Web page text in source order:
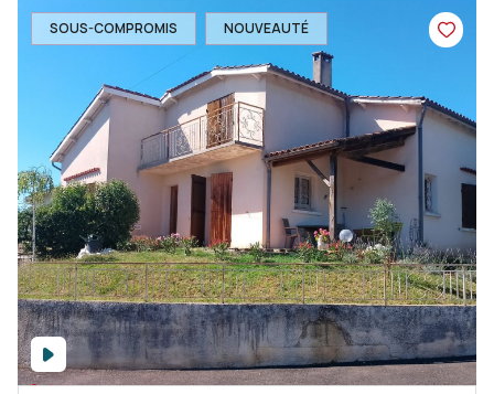
SOUS-COMPROMIS NOUVEAUTÉ